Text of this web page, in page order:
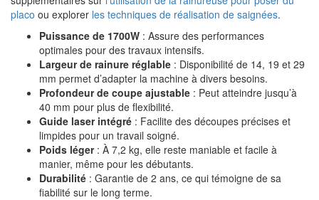
placo ou explorer les techniques de réalisation de saignées.
Puissance de 1700W : Assure des performances
optimales pour des travaux intensifs.
Largeur de rainure réglable : Disponibilité de 14, 19 et 29
mm permet d’adapter la machine à divers besoins.
Profondeur de coupe ajustable : Peut atteindre jusqu’à
40 mm pour plus de flexibilité.
Guide laser intégré : Facilite des découpes précises et
limpides pour un travail soigné.
Poids léger: À 7,2 kg, elle reste maniable et facile à
manier, même pour les débutants.
Durabilité : Garantie de 2 ans, ce qui témoigne de sa
fiabilité sur le long terme.